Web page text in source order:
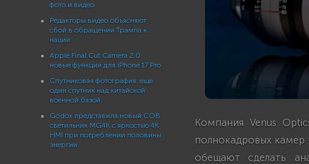
фото и видео
Редакторы видео объясняют
сбой в обращении Трампа к
нации
Apple Final Cut Camera 2.0:
новые функции для iPhone 17 Pro
Спутниковая фотография: еще
один спутник над китайской
военной базой
Godox представила новый COB
светильник MG4K с яркостью 4K
HMI при потреблении половины
энергии
Компания Venus
полнокадровых камер
обещают сделать